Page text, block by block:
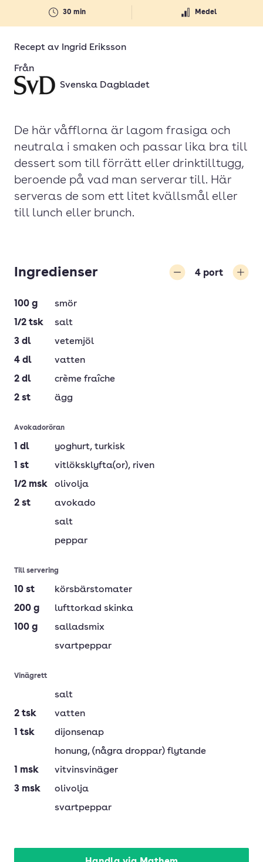
30 min Medel
Recept av Ingrid Eriksson
Från
Svenska Dagbladet
De här våfflorna är lagom frasiga och
neutrala i smaken och passar lika bra till
dessert som till förrätt eller drinktilltugg,
beroende på vad man serverar till. Här
serveras de som ett litet kvällsmål eller
till lunch eller brunch.
Ingredienser 4 port
100 g
smör
1/2 tsk
salt
3 dl
vetemjöl
4 dl
vatten
2 dl
crème fraîche
2 st ägg
Avokadoröran
1 dl yoghurt, turkisk
1 st vitlöksklyfta(or), riven
1/2 msk
olivolja
2 st
avokado
salt
peppar
Till servering
10 st
körsbärstomater
200 g
lufttorkad skinka
100 g
salladsmix
svartpeppar
Vinägrett
salt
2 tsk
vatten
1 tsk
dijonsenap
honung, (några droppar) flytande
1 msk
vitvinsvinäger
3 msk
olivolja
svartpeppar